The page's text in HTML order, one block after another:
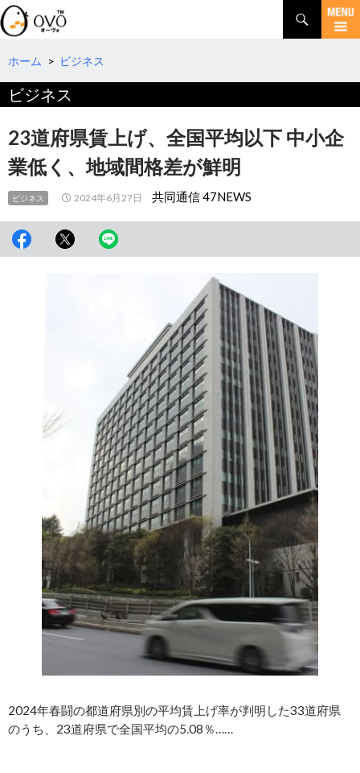
検
索
コ
テ
へ
動
ホーム > ビジネス
ビジネス
23道府県賃上げ、全国平均以下 中小企
業低く、地域間格差が鮮明
ビジネス 2024年6月27日 共同通信 47NEWS
2024年春闘の都道府県別の平均賃上げ率が判明した33道府県
のうち、23道府県で全国平均の5.08％……